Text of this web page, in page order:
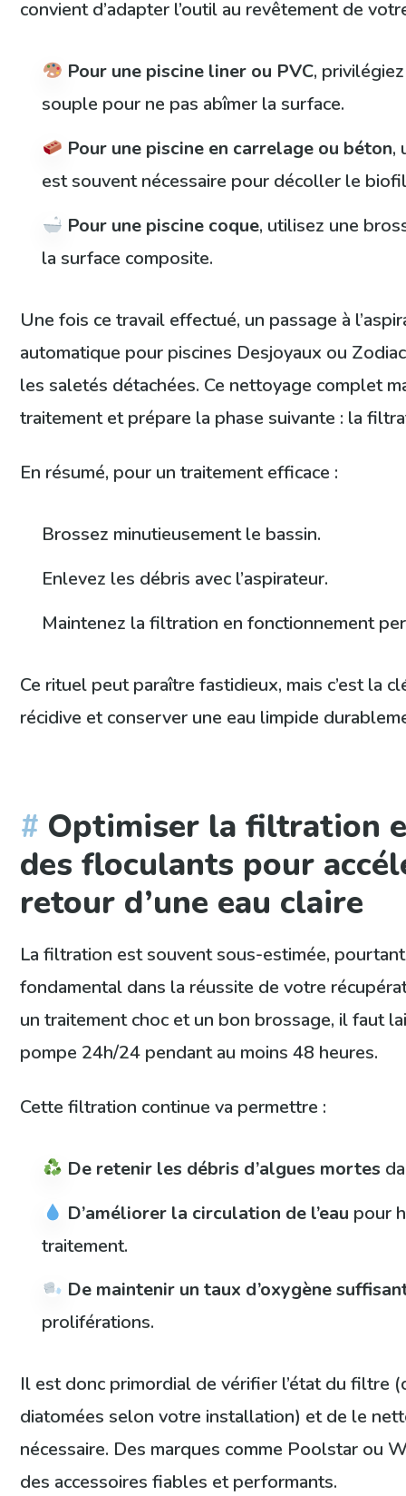
convient d’adapter l’outil au revêtement de
Pour une piscine liner ou PVC,
souple pour ne pas abîmer la surface.
Pour une piscine en carrelage ou béton,
est souvent nécessaire pour décoller le
Pour une piscine coque, utilisez une
la surface composite.
Une fois ce travail effectué, un passage à
automatique pour piscines Desjoyaux ou
les saletés détachées. Ce nettoyage complet
traitement et prépare la phase suivante : la
En résumé, pour un traitement efficace :
Brossez minutieusement le bassin.
Enlevez les débris avec l’aspirateur.
Maintenez la filtration en fonctionnement
Ce rituel peut paraître fastidieux, mais c’est la
récidive et conserver une eau limpide
Optimiser la filtration
des floculants pour
retour d’une eau claire
La filtration est souvent sous-estimée,
fondamental dans la réussite de votre
un traitement choc et un bon brossage, il faut
pompe 24h/24 pendant au moins 48 heures.
Cette filtration continue va permettre :
De retenir les débris d’algues mortes
D’améliorer la circulation de l’eau pour
traitement.
De maintenir un taux d’oxygène
proliférations.
Il est donc primordial de vérifier l’état du filtre
diatomées selon votre installation) et de le
nécessaire. Des marques comme Poolstar ou
des accessoires fiables et performants.